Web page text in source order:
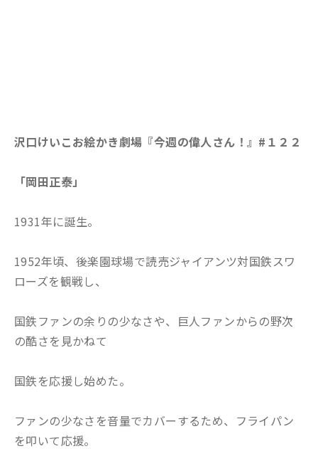
沢口けいこお絵かき劇場『今週の偉人さん！』 #１２２
「岡田正泰」
1931年に誕生。
1952年頃、後楽園球場で読売ジャイアンツ対国鉄スワ
ローズを観戦し、
国鉄ファンの余りの少なさや、巨人ファンからの野次
の酷さを見かねて
国鉄を応援し始めた。
ファンの少なさを音量でカバーするため、フライパン
を叩いて応援。